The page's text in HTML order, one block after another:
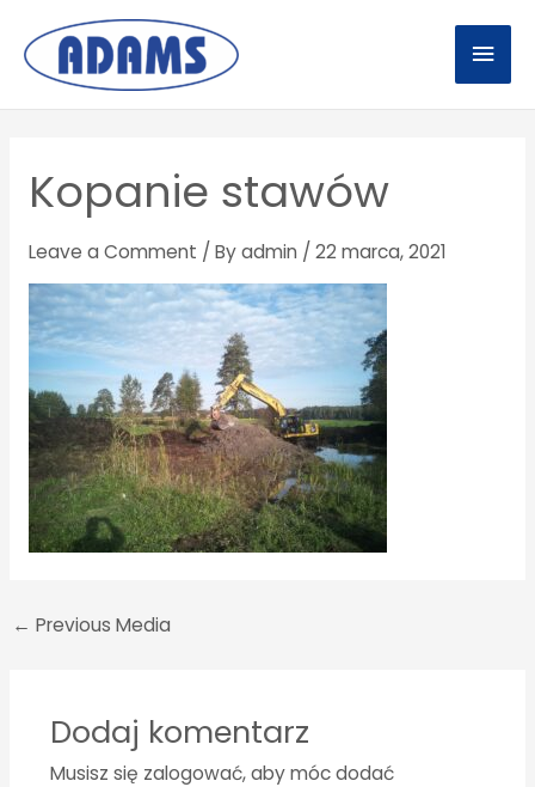
content
Kopanie stawów
Leave a Comment / Byadmin / 22 marca, 2021
← Previous Media
Dodaj komentarz
Musisz się zalogować, aby móc dodać